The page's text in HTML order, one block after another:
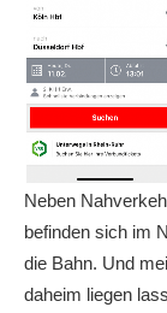
Neben
befinden sich im
die Bahn. Und
daheim liegen